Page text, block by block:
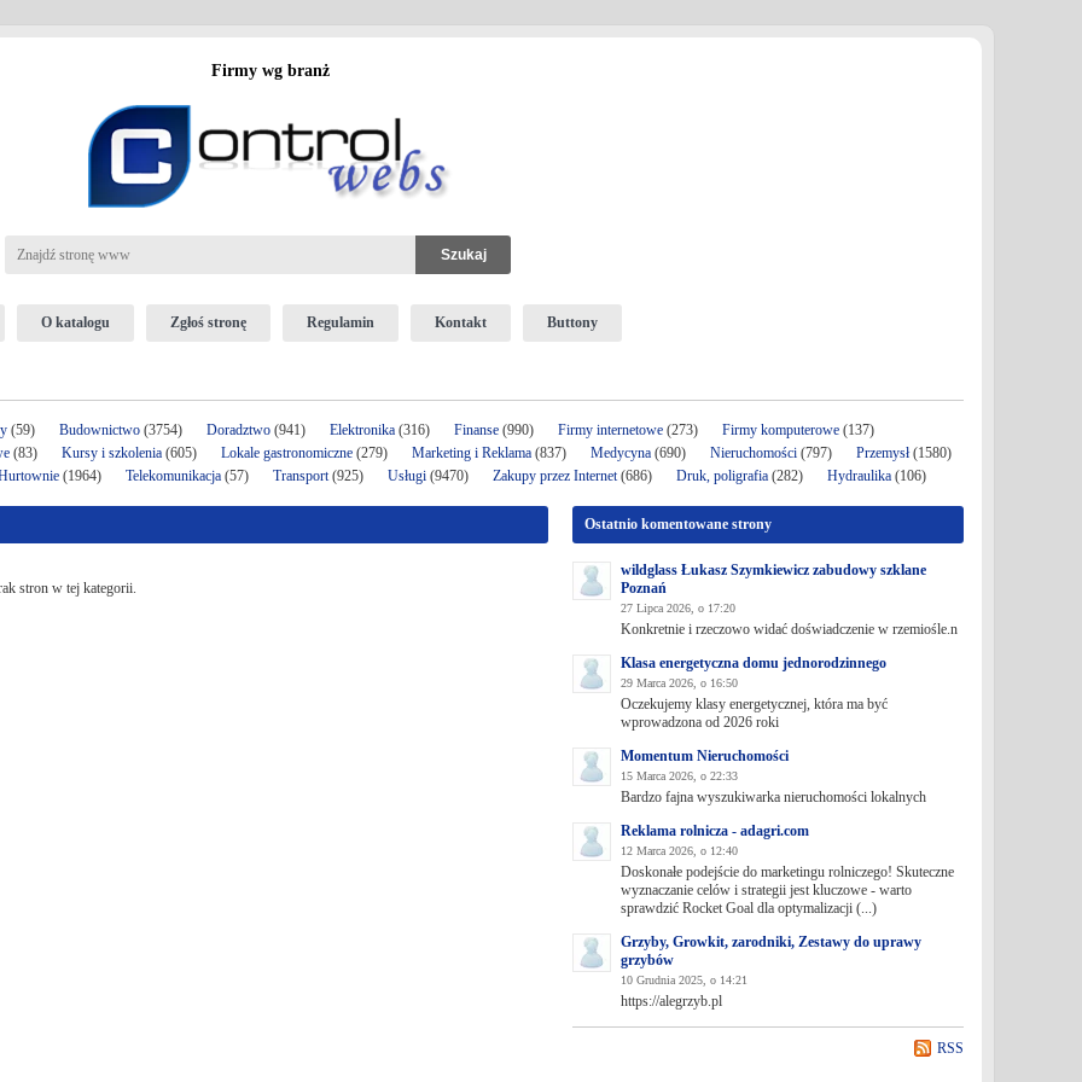
Firmy wg branż
O katalogu Zgłoś stronę Regulamin Kontakt Buttony
(59) Budownictwo (3754) Doradztwo (941) Elektronika (316) Finanse (990) Firmy internetowe (273) Firmy komputerowe (137)
(83) Kursy i szkolenia (605) Lokale gastronomiczne (279) Marketing i Reklama (837) Medycyna (690) Nieruchomości (797) Przemysł(1580)
(1964) Telekomunikacja (57) Transport(925) Usługi (9470) Zakupy przez Internet(686) Druk, poligrafia (282) Hydraulika (106)
stron w tej kategorii.
Ostatnio komentowane strony
wildglass Łukasz Szymkiewicz zabudowy szklane
Poznań
27 Lipca 2026, o 17:20
Konkretnie i rzeczowo widać doświadczenie w rzemiośle.n
Klasa energetyczna domu jednorodzinnego
29 Marca 2026, o 16:50
Oczekujemy klasy energetycznej, która ma być
wprowadzona od 2026 roki
Momentum Nieruchomości
15 Marca 2026, o 22:33
Bardzo fajna wyszukiwarka nieruchomości lokalnych
Reklama rolnicza - adagri.com
12 Marca 2026, o 12:40
Doskonałe podejście do marketingu rolniczego! Skuteczne
wyznaczanie celów i strategii jest kluczowe - warto
sprawdzić Rocket Goal dla optymalizacji (...)
Grzyby, Growkit, zarodniki, Zestawy do uprawy
grzybów
10 Grudnia 2025, o 14:21
https://alegrzyb.pl
RSS